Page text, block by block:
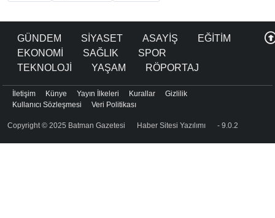
GÜNDEM SİYASET ASAYİŞ
EĞİTİM
EKONOMİ
SAĞLIK
SPOR
TEKNOLOJİ
YAŞAM RÖPORTAJ
Copyright © 2025 Batman Gazetesi Haber Sitesi Yazılımı - 9.0.2
İletişim Künye Yayın İlkeleri Kurallar
Gizlilik
Kullanıcı Sözleşmesi
Veri Politikası